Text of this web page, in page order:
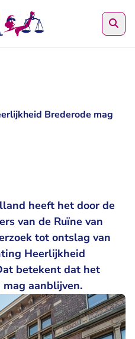
Brederode mag
heeft het door de
van de Ruïne van
tot ontslag van
Heerlijkheid
betekent dat het
aanblijven.